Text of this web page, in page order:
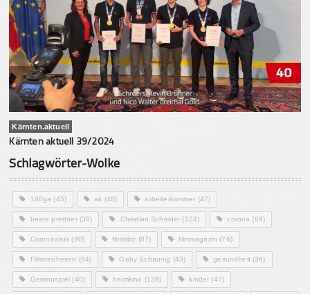
Kärnten.aktuell
Kärnten aktuell 39/2024
Schlagwörter-Wolke
180ga (45) ak (48) arbeiterkammer (47)
beate prettner(38) Christian Scheider (124) corona (69)
Coronavirus (90) filmblitz (87) filmmagazin (76)
Filmneuheiten (64) Gaby Schaunig (43) gesundheit(36)
Gewinnspiel (40) heimkino (138) kinder (47)